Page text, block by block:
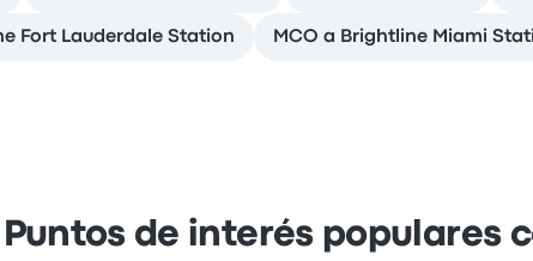
Fort Lauderdale Station MCO a Brightline Miami
Puntos de interés populares